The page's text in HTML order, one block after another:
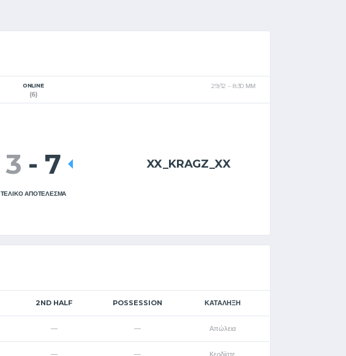
ONLINE 29/12
8:30 ΜΜ
(6)
XX_KRAGZ_XX
3 - 7
ΤΕΛΙΚΟ ΑΠΟΤΕΛΕΣΜΑ
2ND HALF POSSESSION ΚΑΤΆΛΗΞΗ
— — Απώλεια